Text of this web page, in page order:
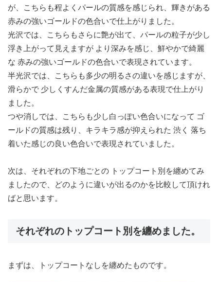
が、こちらも程よくパールの質感を感じられ、輝きがある
赤みの強いゴールドの色合いで仕上がりました。
光沢では、こちらもさらに艶が出て、パールの粒子が少し
浮き上がって見えますが より深みを感じ、鮮やかで綺麗
な 赤みの強いゴールドの色合いで表現されています。
半光沢では、こちらも多少の明るさの違いを感じますが、
滑らかで 少しくすんだ金属の質感がある表現で仕上がり
ました。
つや消しでは、こちらも少し白っぽい色合いになって ゴ
ールドの質感は残り、キラキラ感が抑えられた 渋く 落ち
着いた感じの良い色合いで表現されていました。
次は、それぞれの下地ごとの トップコート別を纏めてみ
ましたので、どのように違いが出るのかを比較して頂けれ
ばと思います。
それぞれのトップコート別を纏めました。
まずは、トップコートなしを纏めたものです。